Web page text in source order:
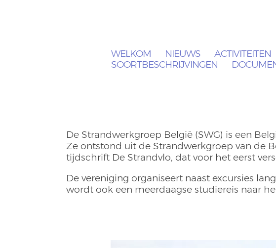
WELKOM NIEUWS ACTIVITEITEN
SOORTBESCHRIJVINGEN
De Strandwerkgroep België (SWG) is een
Ze ontstond uit de Strandwerkgroep van de
tijdschrift De Strandvlo, dat voor het eerst
De vereniging organiseert naast excursies
wordt ook een meerdaagse studiereis naar